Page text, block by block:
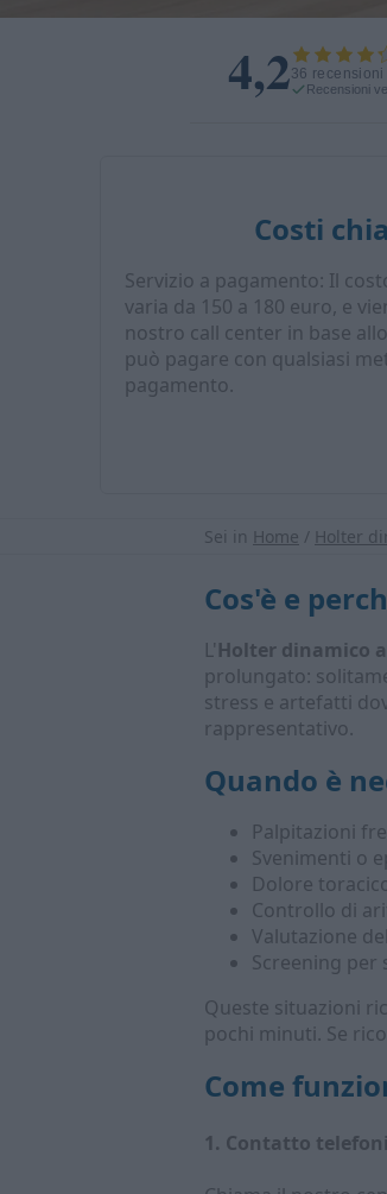
4,236
Recensioni
Costi
Servizio a pagamento: Il
varia da 150 a 180 euro, e
nostro call center in base
può pagare con qualsiasi
pagamento.
Sei in Home / Holter
Cos'è e
L'Holter dinamico
prolungato:
stress e artefatti
rappresentativo.
Quando è
Palpitazioni
Svenimenti o
Dolore
Controllo di
Valutazione
Screening
Queste situazioni
pochi minuti. Se
Come
1. Contatto